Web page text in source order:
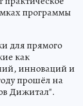
программы
для прямого
как
инноваций и
прошёл на
Дижитал".